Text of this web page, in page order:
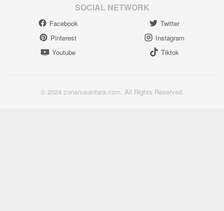
SOCIAL NETWORK
Facebook
Twitter
Pinterest
Instagram
Youtube
Tiktok
© 2024 zonanusantara.com. All Rights Reserved.